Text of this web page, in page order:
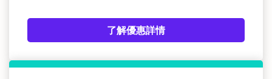
了解優惠詳情